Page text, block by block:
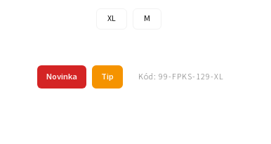
XL M
Novinka Tip Kód: 99-FPKS-129-XL